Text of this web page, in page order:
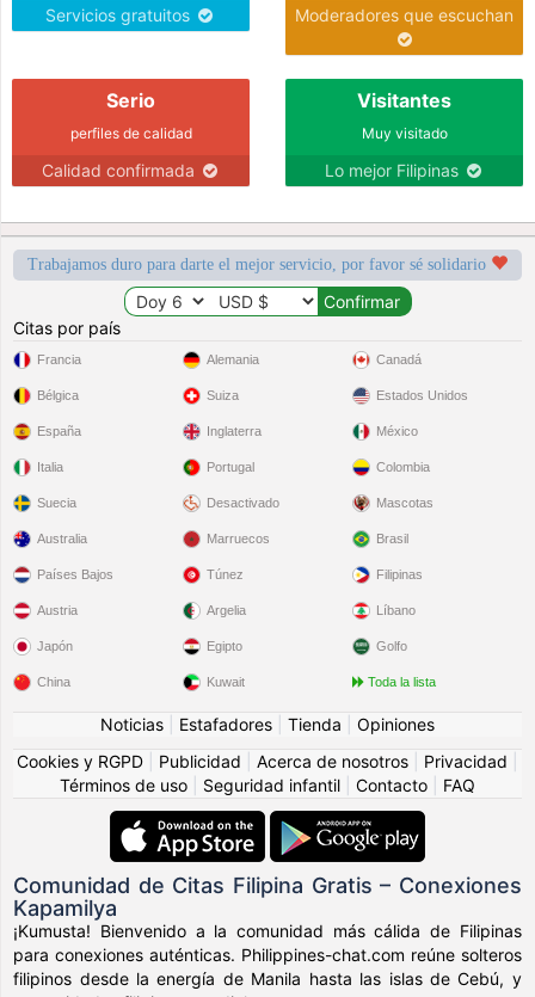
Servicios gratuitos Moderadores que escuchan
Serio
perfiles de calidad
Calidad confirmada
Visitantes
Muy visitado
Lo mejor Filipinas
Trabajamos duro para darte el mejor servicio, por favor sé solidario
Citas por país
Francia
Bélgica
España
Italia
Suecia
Alemania
Suiza
Inglaterra
Portugal
Desactivado
Canadá
Estados Unidos
México
Colombia
Mascotas
Australia
Países Bajos
Austria
Japón
China
Marruecos
Túnez
Argelia
Egipto
Kuwait
Brasil
Filipinas
Líbano
Golfo
Toda la lista
Noticias Estafadores Tienda
Opiniones
Cookies y RGPD
Publicidad Acerca de nosotros Privacidad
Términos de uso
Seguridad infantil Contacto FAQ
Comunidad de Citas Filipina Gratis – Conexiones
Kapamilya
¡Kumusta! Bienvenido a la comunidad más cálida de Filipinas
para conexiones auténticas. Philippines-chat.com reúne solteros
filipinos desde la energía de Manila hasta las islas de Cebú, y